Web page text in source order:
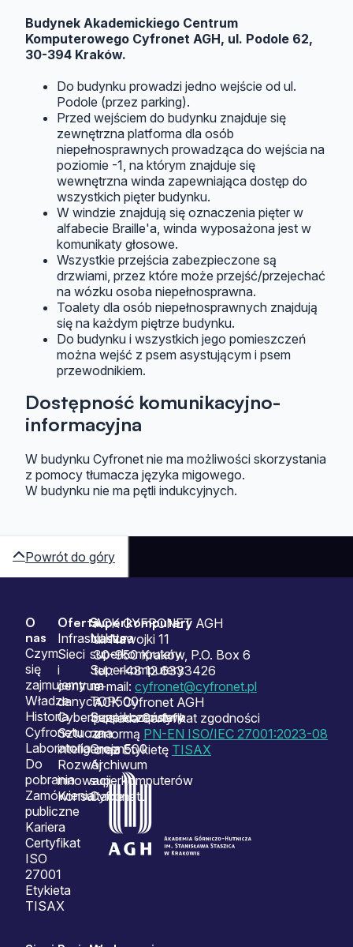
Budynek Akademickiego Centrum
Komputerowego Cyfronet AGH, ul. Podole 62,
30-394 Kraków.
Do budynku prowadzi jedno wejście od ul.
Podole (przez parking).
Przed wejściem do budynku znajduje się
zewnętrzna platforma dla osób
niepełnosprawnych prowadząca do wejścia na
poziomie -1, na którym znajduje się
wewnętrzna winda zapewniająca dostęp do
wszystkich pięter budynku.
W windzie znajdują się oznaczenia pięter w
alfabecie Braille'a, winda wyposażona jest w
komunikaty głosowe.
Wszystkie przejścia zabezpieczone są
drzwiami, przez które może przejść/przejechać
na wózku osoba niepełnosprawna.
Toalety dla osób niepełnosprawnych znajdują
się na każdym piętrze budynku.
Do budynku i wszystkich jego pomieszczeń
można wejść z psem asystującym i psem
przewodnikiem.
Dostępność komunikacyjno-
informacyjna
W budynku Cyfronet nie ma możliwości skorzystania
z pomocy tłumacza języka migowego.
W budynku nie ma pętli indukcyjnych.
Powrót do góry
Sitemap
O
nas
Czym
się
zajmujemy
Władze
Historia
Cyfronetu
Laboratoria
Do
pobrania
Zamówienia
publiczne
Kariera
Certyfikat
ISO
27001
Etykieta
TISAX
Oferta
Infrastruktura
Sieci
i
centrum
danych
Cyberbezpieczeństwo
Sztuczna
inteligencja
Rozwój
innowacji
Konsultacje
Superkomputery
Nasze
superkomputery
Superkomputery
na
TOP500
Superkomputery
na
Green500
Archiwum
superkomputerów
Cyfronetu
ACK CYFRONET AGH
ul. Nawojki 11
30-950 Kraków, P.O. Box 6
tel.: +48 12 6333426
e-mail: cyfronet@cyfronet.pl
ACK Cyfronet AGH
posiada Certyfikat zgodności
z normą PN-EN ISO/IEC 27001:2023-08
oraz Etykietę TISAX